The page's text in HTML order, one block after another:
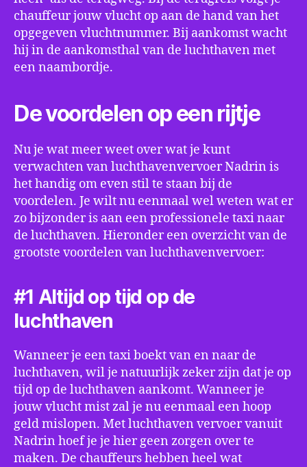
chauffeur jouw vlucht op aan de hand van het
opgegeven vluchtnummer. Bij aankomst wacht
hij in de aankomsthal van de luchthaven met
een naambordje.
De voordelen op een rijtje
Nu je wat meer weet over wat je kunt
verwachten van luchthavenvervoer Nadrin is
het handig om even stil te staan bij de
voordelen. Je wilt nu eenmaal wel weten wat er
zo bijzonder is aan een professionele taxi naar
de luchthaven. Hieronder een overzicht van de
grootste voordelen van luchthavenvervoer:
#1 Altijd op tijd op de
luchthaven
Wanneer je een taxi boekt van en naar de
luchthaven, wil je natuurlijk zeker zijn dat je op
tijd op de luchthaven aankomt. Wanneer je
jouw vlucht mist zal je nu eenmaal een hoop
geld mislopen. Met luchthaven vervoer vanuit
Nadrin hoef je je hier geen zorgen over te
maken. De chauffeurs hebben heel wat